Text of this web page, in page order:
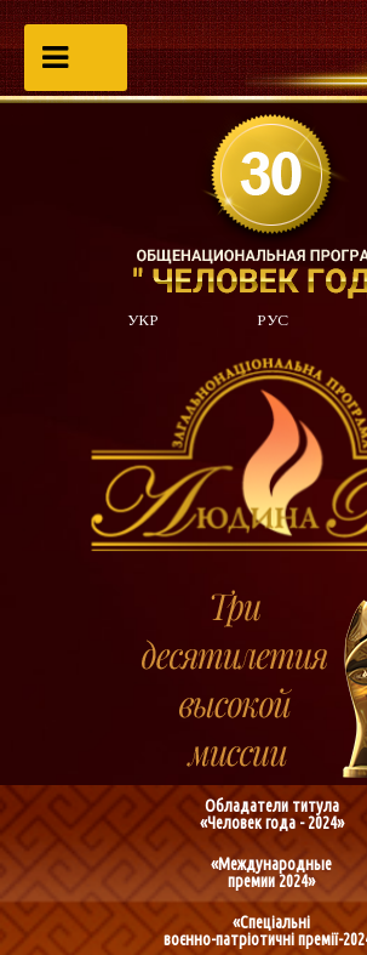
УКР РУС
Обладатели титула
«Человек года - 2024»
«Международные
премии 2024»
«Спеціальні
воєнно-патріотичні премії-